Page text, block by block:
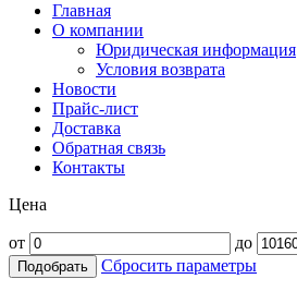
Главная
О компании
Юридическая информация
Условия возврата
Новости
Прайс-лист
Доставка
Обратная связь
Контакты
Цена
от до
Подобрать Сбросить параметры